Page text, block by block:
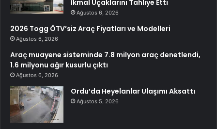
İkmal Uçaklarını Tahliye Etti
Ağustos 6, 2026
2026 Togg ÖTV’siz Araç Fiyatları ve Modelleri
Ağustos 6, 2026
Araç muayene sisteminde 7.8 milyon araç denetlendi,
1.6 milyonu ağır kusurlu çıktı
Ağustos 6, 2026
Ordu’da Heyelanlar Ulaşımı Aksattı
Ağustos 5, 2026